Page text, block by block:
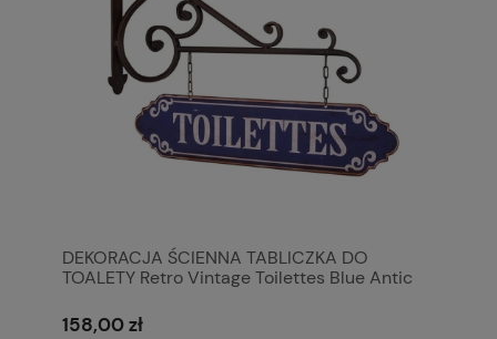
DEKORACJA ŚCIENNA TABLICZKA DO
TOALETY Retro Vintage Toilettes Blue Antic
158,00 zł